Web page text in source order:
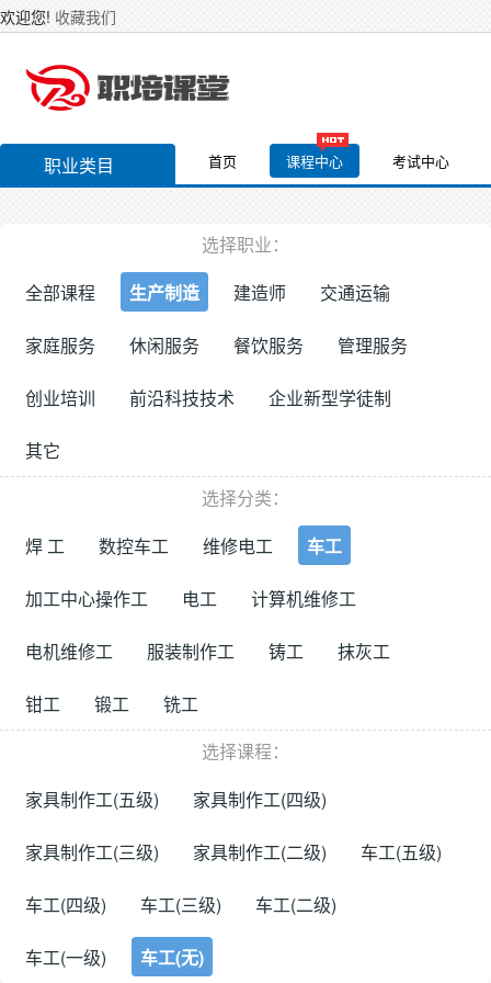
欢迎您! 收藏我们
职业类目 首页 课程中心 考试中心
选择职业：
全部课程
生产制造 建造师 交通运输
家庭服务 休闲服务 餐饮服务 管理服务
创业培训 前沿科技技术 企业新型学徒制
其它
选择分类：
焊 工
数控车工 维修电工 车工
加工中心操作工 电工 计算机维修工
电机维修工 服装制作工 铸工 抹灰工
钳工 锻工
铣工
选择课程：
家具制作工(五级)
家具制作工(四级)
家具制作工(三级) 家具制作工(二级) 车工(五级)
车工(四级) 车工(三级) 车工(二级)
车工(一级) 车工(无)